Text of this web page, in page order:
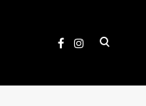
open